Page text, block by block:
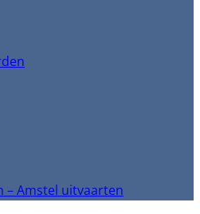
– Amstel uitvaarten